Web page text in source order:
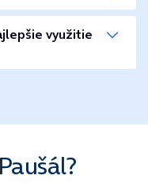
využitie